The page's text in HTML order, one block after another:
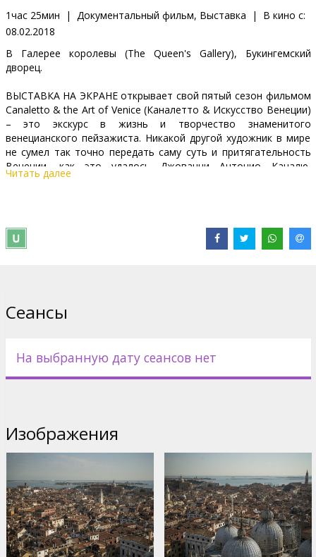
1час 25мин | Документальный фильм, Выставка |
В кино с:
08.02.2018
В Галерее королевы (The Queen's Gallery), Букингемский
дворец.
ВЫСТАВКА НА ЭКРАНЕ открывает свой пятый сезон фильмом
Canaletto & the Art of Venice (Каналетто & Искусство Венеции)
– это экскурс в жизнь и творчество знаменитого
венецианского пейзажиста. Никакой другой художник в мире
не сумел так точно передать саму суть и притягательность
Венеции, как это удалось Джованни Антонио Каналю,
известному также как Каналетто.
творчество Каналетто и его современников, а также на сам
знаменитый город, который он так умело запечатлел.
самом художнике, но и о Джозефе Смите, человеке, который
познакомил с Каналетто Британию.
Зрители совершат классическое путешествие по Европе XXI
века и увидят места, которыми восхищались их предки в XVIII
веке и запечатленные на полотнах Каналетто: от моста
по истории Венеции. Этот фильм не только прекрасный
способ побывать на выставке, но и возможность ближе
познакомиться с Каналетто и вдохновлявшим его городом.
Режиссер: Дэвид Бикерстафф (Directed by David Bickerstaff).
ФИЛЬМ НА АНГЛИЙСКОМ ЯЗЫКЕ С СУБТИТРАМИ НА
АНГЛИЙСКОМ ЯЗЫКЕ.
Читать далее
Сеансы
На выбранную дату сеансов нет
Изображения